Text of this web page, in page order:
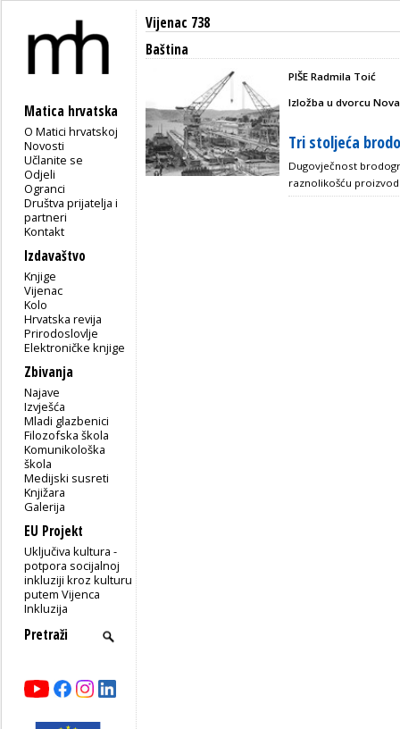
Matica hrvatska
O Matici hrvatskoj
Novosti
Učlanite se
Odjeli
Ogranci
Društva prijatelja i
partneri
Kontakt
Izdavaštvo
Knjige
Vijenac
Kolo
Hrvatska revija
Prirodoslovlje
Elektroničke knjige
Zbivanja
Najave
Izvješća
Mladi glazbenici
Filozofska škola
Komunikološka
škola
Medijski susreti
Knjižara
Galerija
EU Projekt
Uključiva kultura -
potpora socijalnoj
inkluziji kroz kulturu
putem Vijenca
Inkluzija
Vijenac 738
Baština
PIŠE Radmila Toić
Izložba u dvorcu
Tri stoljeća
Dugovječnost
raznolikošću